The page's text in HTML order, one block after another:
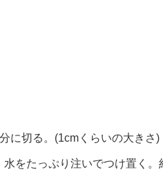
に切る。(1cmくらいの大きさ)
をたっぷり注いでつけ置く。